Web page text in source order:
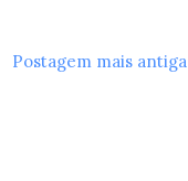
Postagem mais antiga